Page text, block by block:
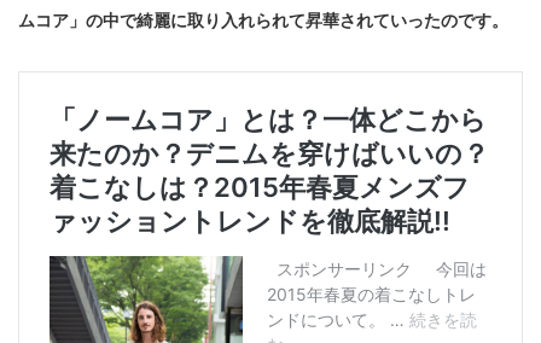
ムコア」の中で綺麗に取り入れられて昇華されていったのです。